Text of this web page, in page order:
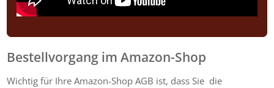
Bestellvorgang im Amazon-Shop
Wichtig für Ihre Amazon-Shop AGB ist, dass Sie die